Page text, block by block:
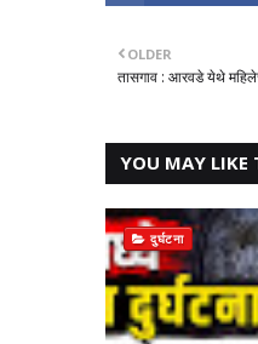
OLDER
तासगाव : आरवडे येथे
YOU MAY LIKE
दुर्घटना